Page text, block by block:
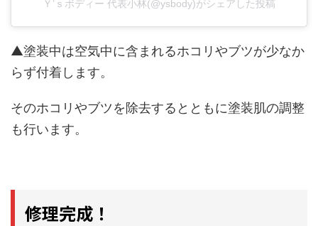
Ｙ’ｓボディー 代表小林(@ysbody)がシェアした投稿
▲塗装中は空気中に含まれるホコリやブツが少なか
らず付着します。
そのホコリやブツを除去するとともに塗装肌の調整
も行います。
修理完成！